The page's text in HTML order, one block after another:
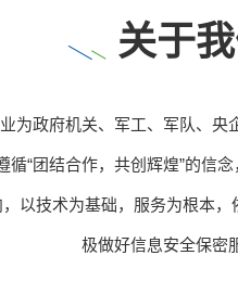
关于我
为政府机关、军工、军队、
循“团结合作，共创辉煌”的信
以技术为基础，服务为根本
极做好信息安全保密